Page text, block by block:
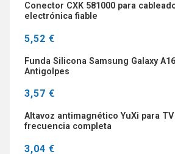
Conector CXK 581000 para
electrónica fiable
5,52 €
Funda Silicona Samsung Galaxy
Antigolpes
3,57 €
Altavoz antimagnético YuXi para
frecuencia completa
3,04 €